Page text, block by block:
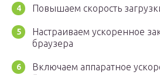
Повышаем скорость
Настраиваем ускоренное
браузера
Включаем аппаратное